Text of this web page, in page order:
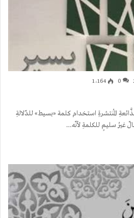
0 1٬164
المُنتشرةِ استخدام كلمة «بسيط» للدّلالةِ
غيرُ سليمٍ للكلمةِ لأنّه…